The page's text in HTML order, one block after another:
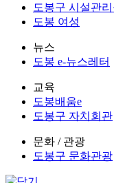
도봉구 시설관
도봉 여성
뉴스
도봉 e-뉴스레터
교육
도봉배움e
도봉구 자치회관
문화 / 관광
도봉구 문화관광